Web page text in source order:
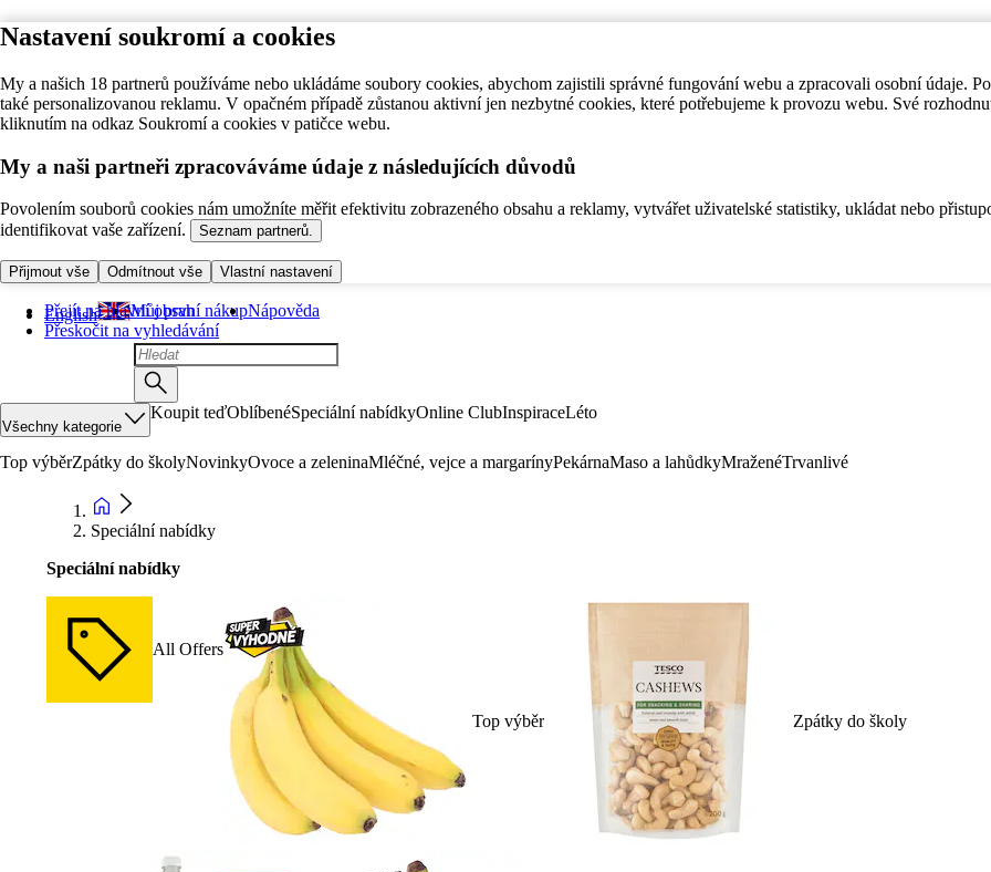
Nastavení soukromí a cookies
My a našich 18 partnerů používáme nebo ukládáme soubory cookies, abychom zajistili správné fungování webu a zpracovali osobní údaje.
také personalizovanou reklamu. V opačném případě zůstanou aktivní jen nezbytné cookies, které potřebujeme k provozu webu. Své
kliknutím na odkaz Soukromí a cookies v patičce webu.
My a naši partneři zpracováváme údaje z následujících důvodů
Povolením souborů cookies nám umožníte měřit efektivitu zobrazeného obsahu a reklamy, vytvářet uživatelské statistiky, ukládat nebo
identifikovat vaše zařízení.
Seznam partnerů.
Přijmout vše Odmítnout vše Vlastní nastavení
Přejít na hlavní obsah
Přeskočit na vyhledávání
English Můj první nákupNápověda
Všechny kategorie
Koupit teďOblíbenéSpeciální nabídkyOnline ClubInspiraceLéto
Top výběrZpátky do školyNovinkyOvoce a zeleninaMléčné, vejce a margarínyPekárnaMaso a lahůdkyMraženéTrvanlivé
Speciální nabídky
Speciální nabídky
All Offers
Top výběr Zpátky do školy